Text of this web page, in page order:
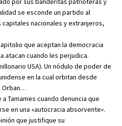
se esconde un partido al
nacionales y extranjeros,
que aceptan la democracia
atacan cuando les perjudica.
USA). Un nódulo de poder de
en la cual orbitan desde
Orban…
Tamames cuando denuncia que
en una «autocracia absorvente».
que justifique su